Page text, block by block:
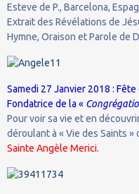
Esteve de P., Barcelona,
Extrait des Révélations de
Hymne, Oraison et Parole de
Samedi 27 Janvier 2018 :
Fondatrice de la «
Pour voir sa vie et en
déroulant à « Vie des Saints »
Sainte Angèle Merici.